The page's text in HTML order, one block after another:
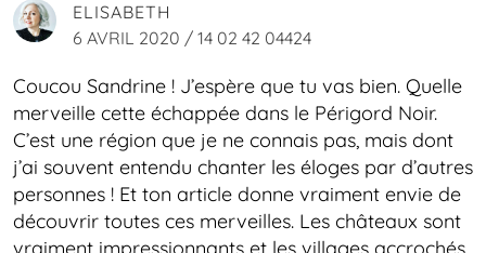
ELISABETH
6 AVRIL 2020 / 14 02 42 04424
Coucou Sandrine ! J’espère que tu vas bien. Quelle
merveille cette échappée dans le Périgord Noir.
C’est une région que je ne connais pas, mais dont
j’ai souvent entendu chanter les éloges par d’autres
personnes ! Et ton article donne vraiment envie de
découvrir toutes ces merveilles. Les châteaux sont